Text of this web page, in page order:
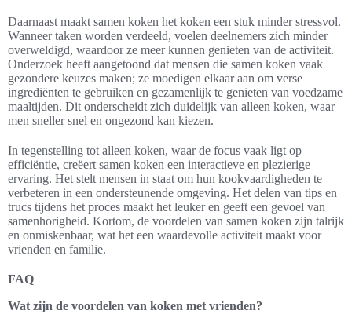
Daarnaast maakt samen koken het koken een stuk minder stressvol.
Wanneer taken worden verdeeld, voelen deelnemers zich minder
overweldigd, waardoor ze meer kunnen genieten van de activiteit.
Onderzoek heeft aangetoond dat mensen die samen koken vaak
gezondere keuzes maken; ze moedigen elkaar aan om verse
ingrediënten te gebruiken en gezamenlijk te genieten van voedzame
maaltijden. Dit onderscheidt zich duidelijk van alleen koken, waar
men sneller snel en ongezond kan kiezen.
In tegenstelling tot alleen koken, waar de focus vaak ligt op
efficiëntie, creëert samen koken een interactieve en plezierige
ervaring. Het stelt mensen in staat om hun kookvaardigheden te
verbeteren in een ondersteunende omgeving. Het delen van tips en
trucs tijdens het proces maakt het leuker en geeft een gevoel van
samenhorigheid. Kortom, de voordelen van samen koken zijn talrijk
en onmiskenbaar, wat het een waardevolle activiteit maakt voor
vrienden en familie.
FAQ
Wat zijn de voordelen van koken met vrienden?